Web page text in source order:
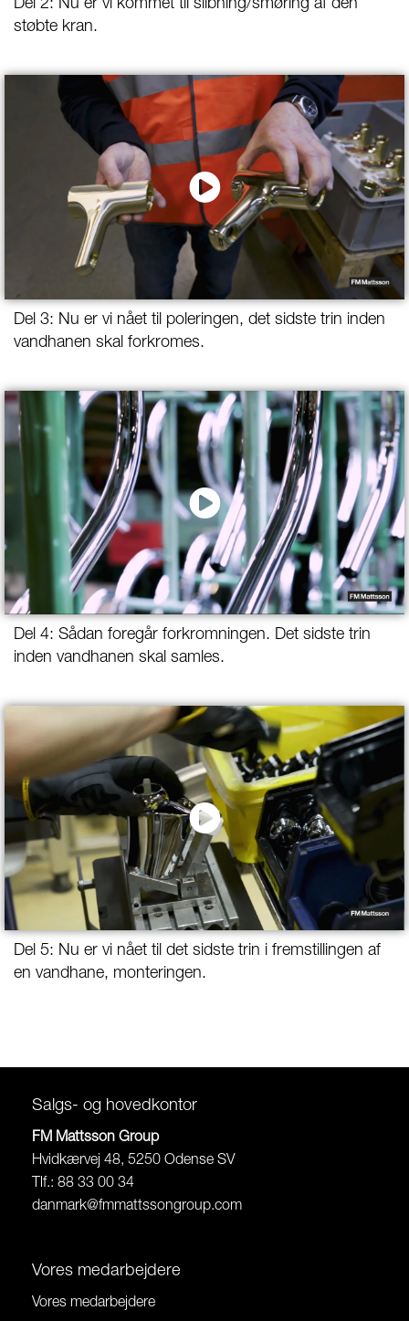
Del 2: Nu er vi kommet til slibning/smøring af den
støbte kran.
Del 3: Nu er vi nået til poleringen, det sidste trin inden
vandhanen skal forkromes.
Del 4: Sådan foregår forkromningen. Det sidste trin
inden vandhanen skal samles.
Del 5: Nu er vi nået til det sidste trin i fremstillingen af
en vandhane, monteringen.
Salgs- og hovedkontor
FM Mattsson Group
Hvidkærvej 48, 5250 Odense SV
Tlf.: 88 33 00 34
danmark@fmmattssongroup.com
Vores medarbejdere
Vores medarbejdere